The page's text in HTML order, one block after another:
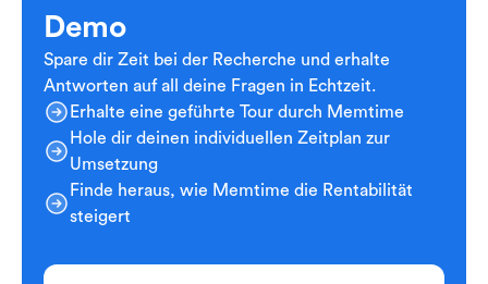
Demo
Spare dir Zeit bei der Recherche und erhalte
Antworten auf all deine Fragen in Echtzeit.
Erhalte eine geführte Tour durch Memtime
Hole dir deinen individuellen Zeitplan zur
Umsetzung
Finde heraus, wie Memtime die Rentabilität
steigert